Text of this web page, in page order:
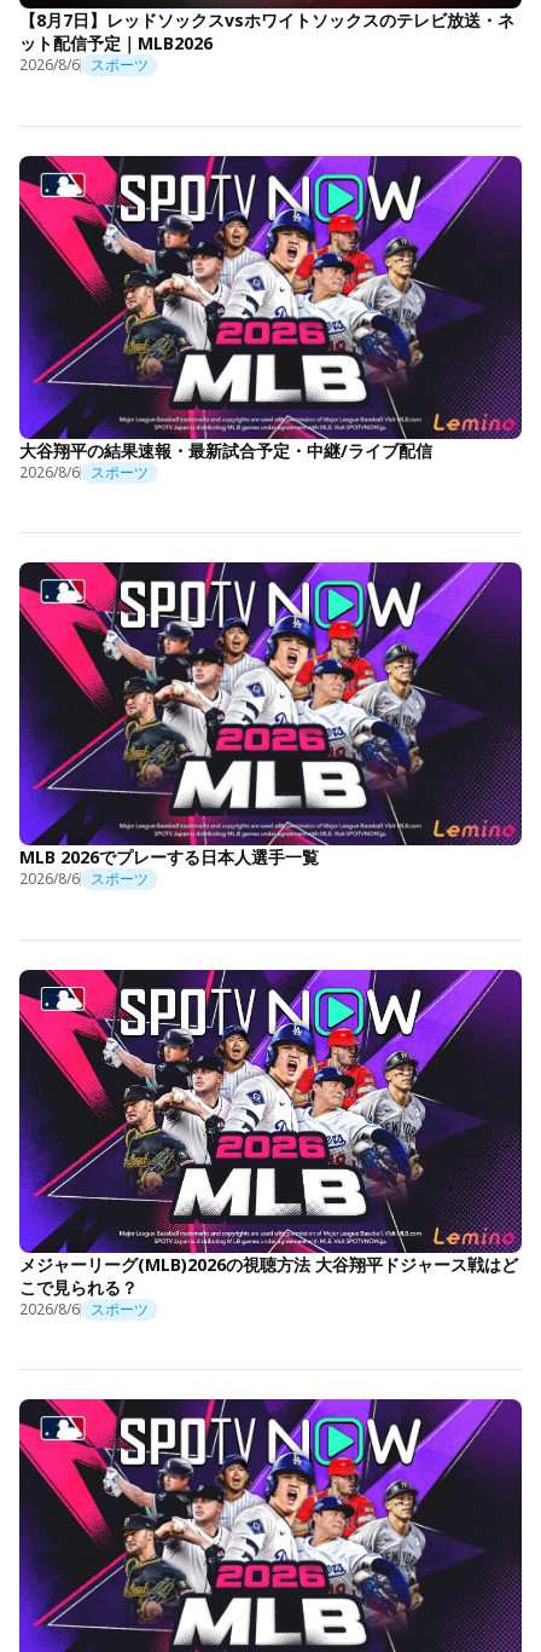
【8月7日】レッドソックスvsホワイトソックスのテレビ放送・ネ
ット配信予定｜MLB2026
2026/8/6 スポーツ
大谷翔平の結果速報・最新試合予定・中継/ライブ配信
2026/8/6 スポーツ
MLB 2026でプレーする日本人選手一覧
2026/8/6 スポーツ
メジャーリーグ(MLB)2026の視聴方法 大谷翔平ドジャース戦はど
こで見られる？
2026/8/6 スポーツ